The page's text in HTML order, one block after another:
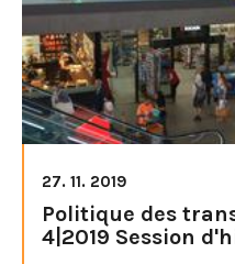
27. 11. 2019
Politique des
4|2019 Session